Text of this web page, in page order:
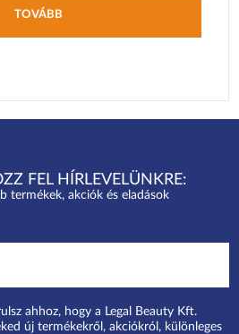
TOVÁBB
FEL HÍRLEVELÜNKRE:
termékek, akciók és eladások
ahhoz, hogy a Legal Beauty Kft.
új termékekről, akciókról, különleges